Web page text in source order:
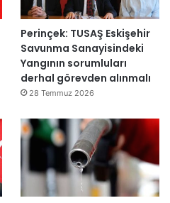
Perinçek: TUSAŞ Eskişehir
Savunma Sanayisindeki
Yangının sorumluları
derhal görevden alınmalı
28 Temmuz 2026